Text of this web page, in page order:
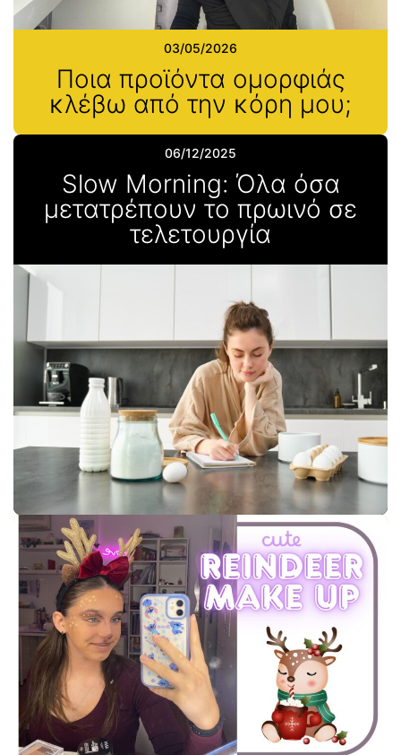
03/05/2026
Ποια προϊόντα ομορφιάς
κλέβω από την κόρη μου;
06/12/2025
Slow Morning: Όλα όσα
μετατρέπουν το πρωινό σε
τελετουργία